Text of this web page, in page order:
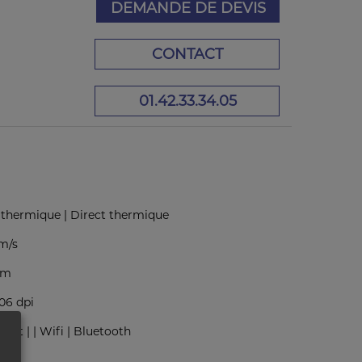
DEMANDE DE DEVIS
CONTACT
01.42.33.34.05
| Direct thermique
s
dpi
| | Wifi | Bluetooth